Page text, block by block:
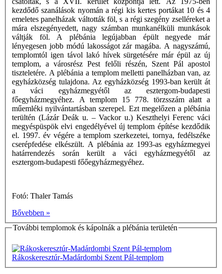
kezdődő szanálások nyomán a régi kis kertes portákat 10 és 4
emeletes panelházak váltották föl, s a régi szegény zselléreket a
mára elszegényedett, nagy számban munkanélküli munkások
váltják föl. A plébánia legújabban épült negyede már
lényegesen jobb módú lakosságot zár magába. A nagyszámú,
templomtól igen távol lakó hívek sürgetésére már épül az új
templom, a városrész Pest felőli részén, Szent Pál apostol
tiszteletére. A plébánia a templom melletti panelházban van, az
egyházközség tulajdona. Az egyházközség 1993-ban került át
a váci egyházmegyétől az esztergom-budapesti
főegyházmegyéhez. A templom 15 778. törzsszám alatt a
műemléki nyilvántartásban szerepel. Ezt megelőzen a plébánia
terültén (Lázár Deák u. – Vackor u.) Keszthelyi Ferenc váci
megyéspüspök elvi engedélyével új templom építése kezdődik
el. 1997. év végére a templom szerkezetei, tornya, fedélszéke
cserépfedése elkészült. A plébánia az 1993-as egyházmegyei
határrendezés során került a váci egyházmegyétől az
esztergom-budapesti főőegyházmegyéhez.
Fotó: Thaler Tamás
Bővebben »
További templomok és kápolnák a plébánia területén
Rákoskeresztúr-Madárdombi Szent Pál-templom